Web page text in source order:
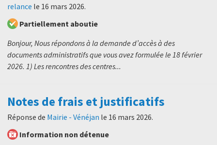
relance le 16 mars 2026.
Partiellement aboutie
Bonjour, Nous répondons à la demande d’accès à des
documents administratifs que vous avez formulée le 18 février
2026. 1) Les rencontres des centres...
Notes de frais et justificatifs
Réponse de Mairie - Vénéjan le 16 mars 2026.
Information non détenue